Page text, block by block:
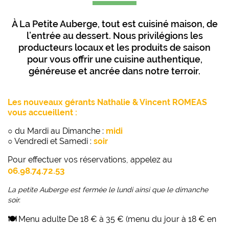
À La Petite Auberge, tout est cuisiné maison, de
l’entrée au dessert. Nous privilégions les
producteurs locaux et les produits de saison
pour vous offrir une cuisine authentique,
généreuse et ancrée dans notre terroir.
Les nouveaux gérants Nathalie & Vincent ROMEAS
vous accueillent :
○ du Mardi au Dimanche : midi
○ Vendredi et Samedi : soir
Pour effectuer vos réservations, appelez au
06.98.74.72.53
La petite Auberge est fermée le lundi ainsi que le dimanche
soir.
🍽 Menu adulte De 18 € à 35 € (menu du jour à 18 € en